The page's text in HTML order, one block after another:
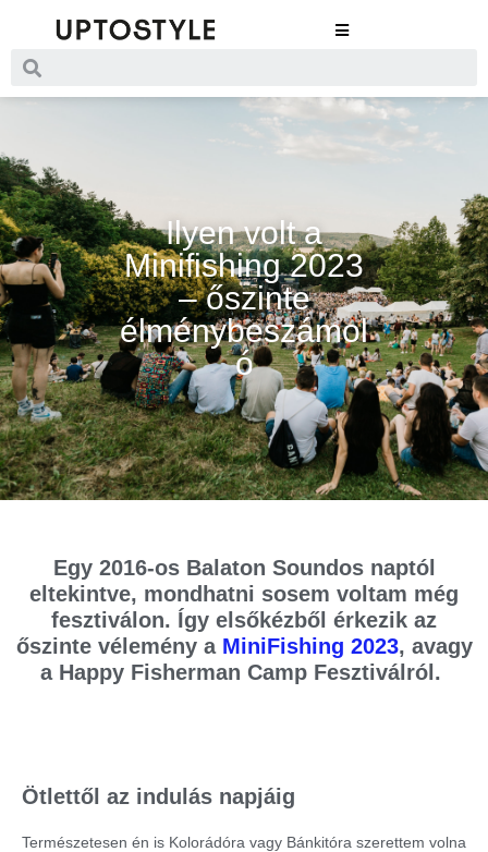
Ilyen volt a
Minifishing 2023
– őszinte
élménybeszámol
ó
Egy 2016-os Balaton Soundos naptól
eltekintve, mondhatni sosem voltam még
fesztiválon. Így elsőkézből érkezik az
őszinte vélemény a MiniFishing 2023, avagy
a Happy Fisherman Camp Fesztiválról.
Ötlettől az indulás napjáig
Természetesen én is Kolorádóra vagy Bánkitóra szerettem volna